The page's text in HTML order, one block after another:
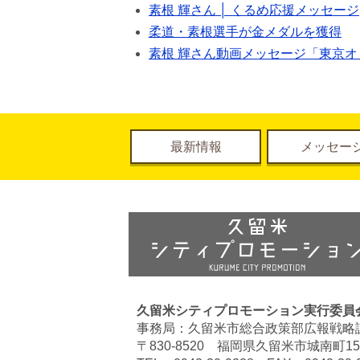
素根 輝さん │ くるめ応援メッセージ
柔道・素根選手が金メダルを獲得
素根 輝さん動画メッセージ「東京
最新情報 メッセー
久留米シティプロモーション実行委員
事務局：久留米市総合政策部広報戦略
〒830-8520 福岡県久留米市城南町